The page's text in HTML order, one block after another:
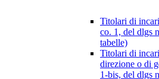
Titolari di
co. 1, del dlgs
tabelle)
Titolari di
direzione o di
1-bis, del dlgs